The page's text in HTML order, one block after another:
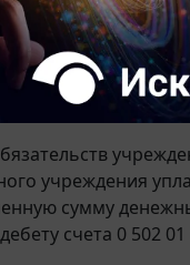
обязательств, на
денежного
счета 0 401
учреждения
сумму
счета 0 502